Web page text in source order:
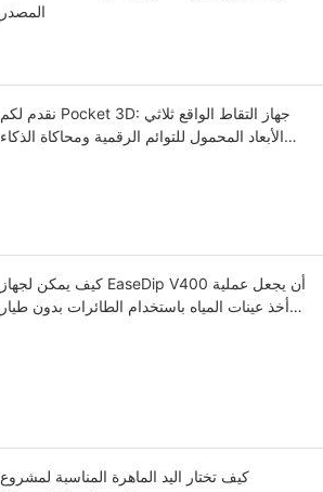
المصدر
نقدم لكم Pocket 3D: جهاز التقاط الواقع ثلاثي
الأبعاد المحمول للتوائم الرقمية ومحاكاة الذكاء
كيف يمكن لجهاز EaseDip V400 أن يجعل عملية
أخذ عينات المياه باستخدام الطائرات بدون طيار
كيف تختار اليد الماهرة المناسبة لمشروع